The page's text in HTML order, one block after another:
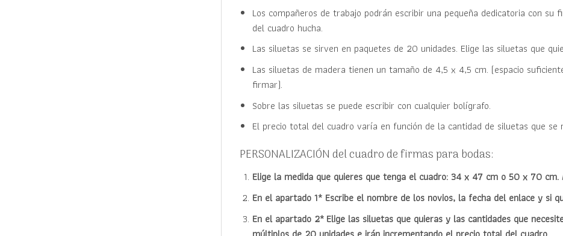
Los compañeros de trabajo podrán escribir una pequeña dedicatoria con
del cuadro hucha.
Las siluetas se sirven en paquetes de 20 unidades. Elige las siluetas que
Las siluetas de madera tienen un tamaño de 4,5 x 4,5 cm. (espacio
firmar).
Sobre las siluetas se puede escribir con cualquier bolígrafo.
El precio total del cuadro varía en función de la cantidad de siluetas que
PERSONALIZACIÓN del cuadro de firmas para bodas:
Elige la medida que quieres que tenga el cuadro: 34 x 47 cm o 50 x 70 cm.
En el apartado 1* Escribe el nombre de los novios, la fecha del enlace y si
En el apartado 2* Elige las siluetas que quieras y las cantidades que